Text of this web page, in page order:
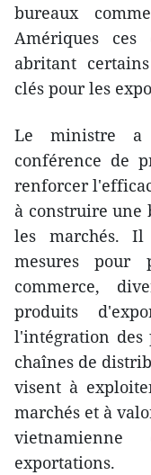
bureaux
Amériques
abritant
clés pour les
Le ministre a
conférence de
renforcer
à construire une
les marchés.
mesures pour
commerce,
produits
l'intégration des
chaînes de
visent à
marchés et à
exportations.